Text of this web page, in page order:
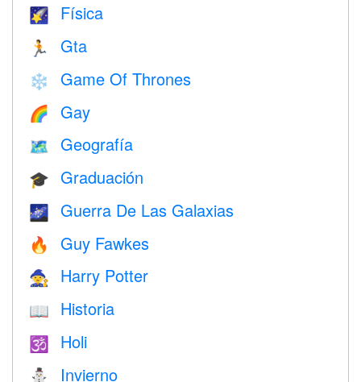
🌠 Física
🏃 Gta
❄️ Game Of Thrones
🌈 Gay
🗺 Geografía
🎓 Graduación
🌌 Guerra De Las Galaxias
🔥 Guy Fawkes
🧙 Harry Potter
📖 Historia
🕉 Holi
⛄ Invierno